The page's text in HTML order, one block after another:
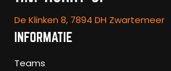
De Klinken 8, 7894 DH Zwartemeer
INFORMATIE
Teams